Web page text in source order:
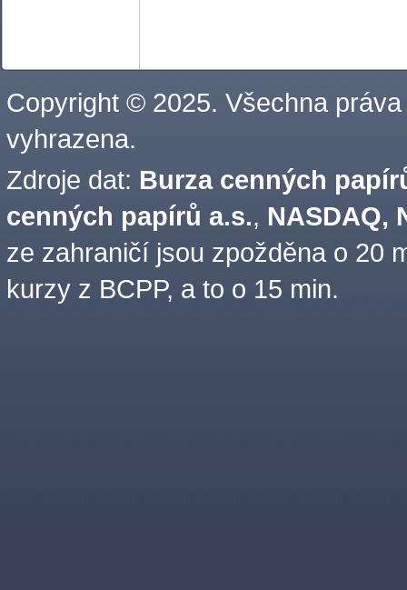
Copyright © 2025. Všechna práva
vyhrazena.
Zdroje dat: Burza cenných
cenných papírů a.s., NASDAQ,
ze zahraničí jsou zpožděna o 20
kurzy z BCPP, a to o 15 min.